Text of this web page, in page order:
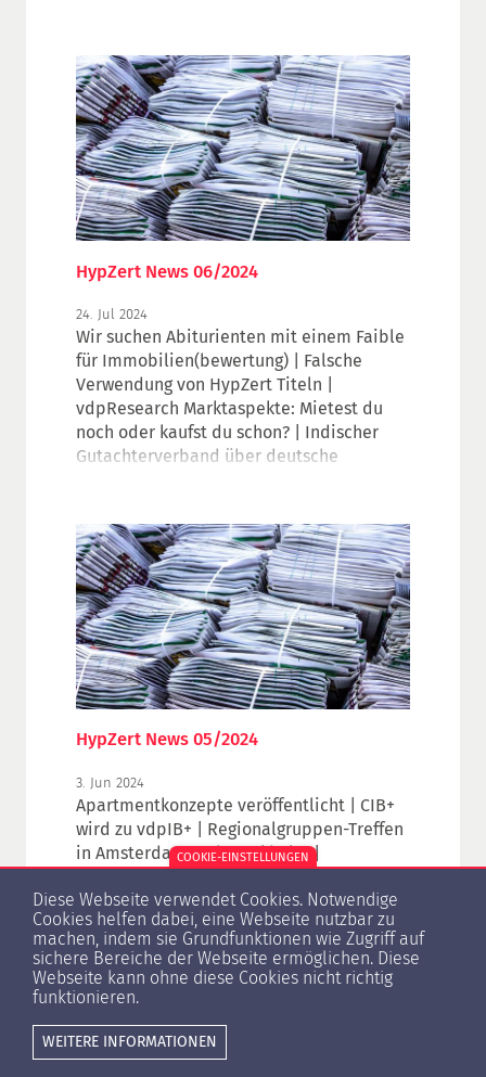
Immobilienpreise nahezu verdoppelt,
während das Zinsumfeld historisch
niedrig blieb. Welche regionalen
Unterschiede gibt es? Wie haben sich die
Erschwinglichkeit und die
Finanzierungsbedingungen verändert?
Lesen Sie mehr dazu in den neuen
vdpResearch Marktaspekten.
HypZert News 06/2024
24. Jul 2024
Wir suchen Abiturienten mit einem Faible
für Immobilien(bewertung) | Falsche
Verwendung von HypZert Titeln |
vdpResearch Marktaspekte: Mietest du
noch oder kaufst du schon? | Indischer
Gutachterverband über deutsche
Immobilienforum |
Veranstaltungsausblick
HypZert News 05/2024
3. Jun 2024
Apartmentkonzepte veröffentlicht | CIB+
wird zu vdpIB+ | Regionalgruppen-Treffen
in Amsterdam und Stockholm |
erneut vor Büroimmobilien |
Immobilienjahr startet mit weiteren
Preisrückgängen | Dynamik des pbbIX
Rückgangs verlangsamt sich |
Veranstaltungsausblick
1 ... 3 4 5 6 7 9
COOKIE-EINSTELLUNGEN
Diese Webseite verwendet Cookies. Notwendige
Cookies helfen dabei, eine Webseite nutzbar zu
machen, indem sie Grundfunktionen wie Zugriff auf
sichere Bereiche der Webseite ermöglichen. Diese
Webseite kann ohne diese Cookies nicht richtig
funktionieren.
WEITERE INFORMATIONEN